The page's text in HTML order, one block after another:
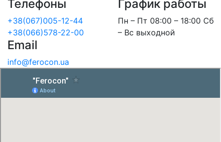
Телефоны
+38(067)005-12-44
+38(066)578-22-00
График работы
Пн – Пт 08:00 – 18:00 Сб
– Вс выходной
Email
info@ferocon.ua